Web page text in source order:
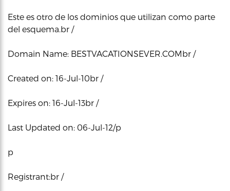
Este es otro de los dominios que utilizan como parte
del esquema.br /
Domain Name: BESTVACATIONSEVER.COMbr /
Created on: 16-Jul-10br /
Expires on: 16-Jul-13br /
Last Updated on: 06-Jul-12/p
p
Registrant:br /